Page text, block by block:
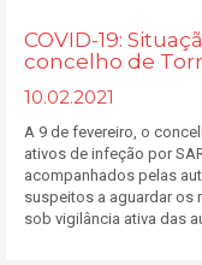
COVID-19:
concelho de
10.02.2021
A 9 de fevereiro, o
ativos de infeção por
acompanhados pelas
suspeitos a aguardar os
sob vigilância ativa das